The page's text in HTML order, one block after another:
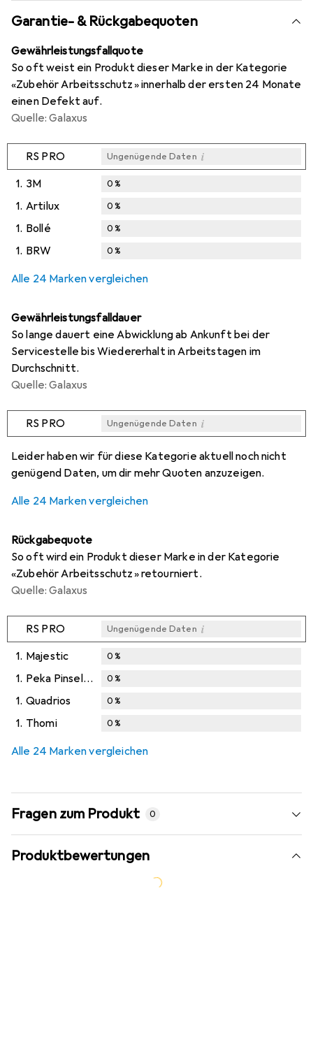
Garantie- & Rückgabequoten
Gewährleistungsfallquote
So oft weist ein Produkt dieser Marke in der Kategorie
«Zubehör Arbeitsschutz» innerhalb der ersten 24 Monate
einen Defekt auf.
Quelle: Galaxus
RS PRO Ungenügende Daten i
1. 3M 0%
1. Artilux 0%
1. Bollé 0%
1. BRW 0%
Alle 24 Marken vergleichen
Gewährleistungsfalldauer
So lange dauert eine Abwicklung ab Ankunft bei der
Servicestelle bis Wiedererhalt in Arbeitstagen im
Durchschnitt.
Quelle: Galaxus
RS PRO Ungenügende Daten i
Leider haben wir für diese Kategorie aktuell noch nicht
genügend Daten, um dir mehr Quoten anzuzeigen.
Alle 24 Marken vergleichen
Rückgabequote
So oft wird ein Produkt dieser Marke in der Kategorie
«Zubehör Arbeitsschutz» retourniert.
Quelle: Galaxus
RS PRO Ungenügende Daten i
1. Majestic 0%
1. Peka Pinselfabrik 0%
1. Quadrios 0%
1. Thomi 0%
Alle 24 Marken vergleichen
Fragen zum Produkt 0
Produktbewertungen